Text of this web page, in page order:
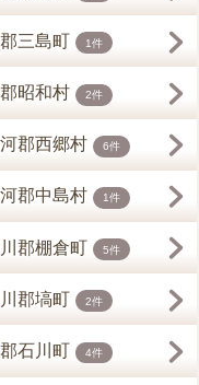
三島町 1件
昭和村 2件
郡西郷村 6件
郡中島村 1件
郡棚倉町 5件
郡塙町 2件
石川町 4件